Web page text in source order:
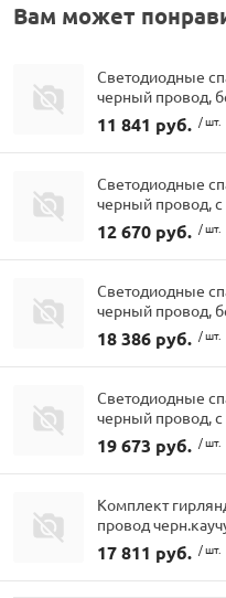
Вам может
Светодиодные
черный провод,
11 841 руб. / шт.
Светодиодные
черный провод,
12 670 руб. / шт.
Светодиодные
черный провод,
18 386 руб. / шт.
Светодиодные
черный провод,
19 673 руб. / шт.
Комплект
провод
17 811 руб. / шт.